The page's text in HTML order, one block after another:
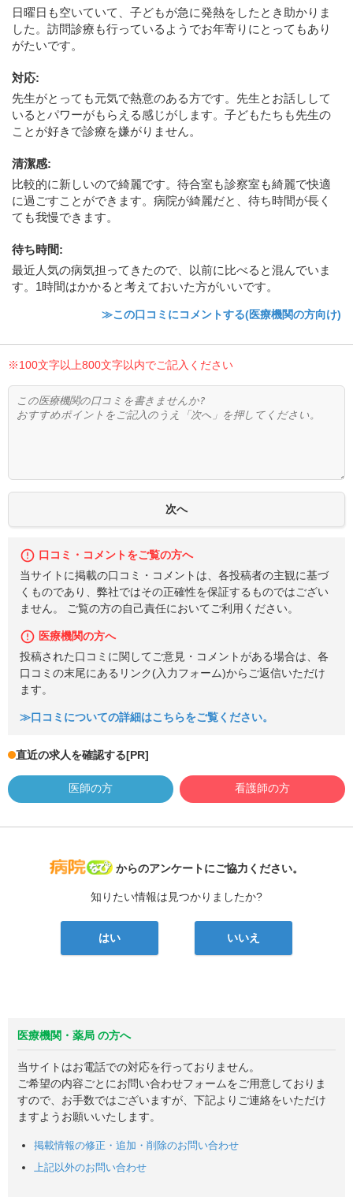
日曜日も空いていて、子どもが急に発熱をしたとき助かりま
した。訪問診療も行っているようでお年寄りにとってもあり
がたいです。
対応:
先生がとっても元気で熱意のある方です。先生とお話しして
いるとパワーがもらえる感じがします。子どもたちも先生の
ことが好きで診療を嫌がりません。
清潔感:
比較的に新しいので綺麗です。待合室も診察室も綺麗で快適
に過ごすことができます。病院が綺麗だと、待ち時間が長く
ても我慢できます。
待ち時間:
最近人気の病気担ってきたので、以前に比べると混んでいま
す。1時間はかかると考えておいた方がいいです。
≫この口コミにコメントする(医療機関の方向け)
※100文字以上800文字以内でご記入ください
口コミ・コメントをご覧の方へ
当サイトに掲載の口コミ・コメントは、各投稿者の主観に基づ
くものであり、弊社ではその正確性を保証するものではござい
ません。 ご覧の方の自己責任においてご利用ください。
医療機関の方へ
投稿された口コミに関してご意見・コメントがある場合は、各
口コミの末尾にあるリンク(入力フォーム)からご返信いただけ
ます。
≫口コミについての詳細はこちらをご覧ください。
直近の求人を確認する[PR]
医師の方 看護師の方
病院なび
からのアンケートにご協力ください。
知りたい情報は見つかりましたか?
はい いいえ
医療機関・薬局 の方へ
当サイトはお電話での対応を行っておりません。
ご希望の内容ごとにお問い合わせフォームをご用意しておりま
すので、お手数ではございますが、下記よりご連絡をいただけ
ますようお願いいたします。
掲載情報の修正・追加・削除のお問い合わせ
上記以外のお問い合わせ